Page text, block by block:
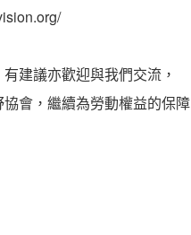
建議亦歡迎與我們交流，
會，繼續為勞動權益的保障